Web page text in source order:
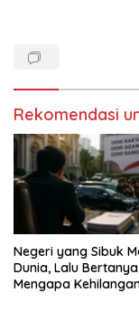
Rekomendasi
Negeri yang Sibuk
Dunia, Lalu Bertanya
Mengapa